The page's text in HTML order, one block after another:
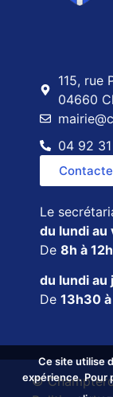
115, rue
04660
04 92
Le
du lundi au
De 8h à 12h
du lundi au
De 13h30
©
Ce site utilise
expérience. Pour